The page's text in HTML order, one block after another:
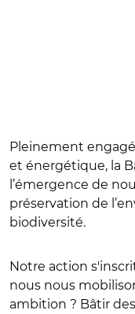
Pleinement
et énergétique, la
l’émergence de
préservation de
biodiversité.
Notre action
nous nous
ambition ? Bâtir